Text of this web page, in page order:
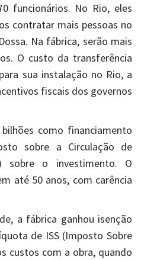
funcionários. No Rio, eles
contratar mais pessoas no
Na fábrica, serão mais
O custo da transferência
sua instalação no Rio, a
fiscais dos governos
como financiamento
sobre a Circulação de
sobre o investimento. O
até 50 anos, com carência
a fábrica ganhou isenção
de ISS (Imposto Sobre
custos com a obra, quando